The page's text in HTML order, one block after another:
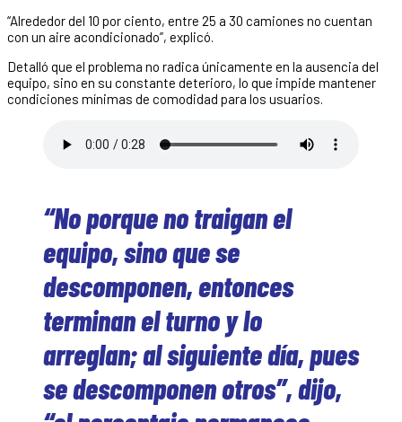
“Alrededor del 10 por ciento, entre 25 a 30 camiones no cuentan
con un aire acondicionado”, explicó.
Detalló que el problema no radica únicamente en la ausencia del
equipo, sino en su constante deterioro, lo que impide mantener
condiciones mínimas de comodidad para los usuarios.
“No porque no traigan el
equipo, sino que se
descomponen, entonces
terminan el turno y lo
arreglan; al siguiente día, pues
se descomponen otros”, dijo,